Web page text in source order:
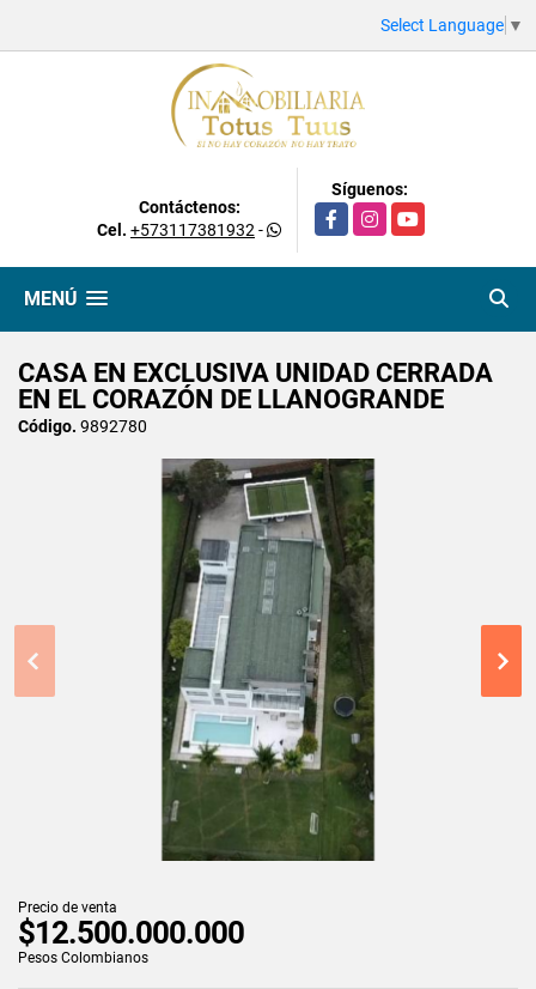
Select Language ▼
Contáctenos:
Cel. +573117381932 -
Síguenos:
FacebookInstagramYouTube
MENÚ
CASA EN EXCLUSIVA UNIDAD CERRADA
EN EL CORAZÓN DE LLANOGRANDE
Código. 9892780
Precio de venta
$12.500.000.000
Pesos Colombianos